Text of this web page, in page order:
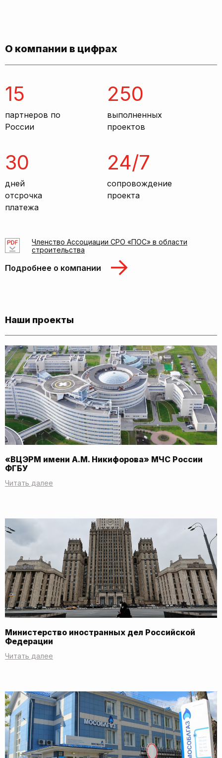
О компании в цифрах
15
партнеров по
России
250
выполненных
проектов
30
дней
отсрочка
платежа
24/7
сопровождение
проекта
Членство Ассоциации СРО «ПОС» в области
строительства
Подробнее о компании
Наши проекты
«ВЦЭРМ имени А.М. Никифорова» МЧС России
ФГБУ
Читать далее
Министерство иностранных дел Российской
Федерации
Читать далее